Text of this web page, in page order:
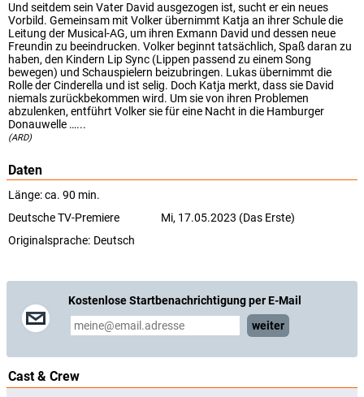
Und seitdem sein Vater David ausgezogen ist, sucht er ein neues
Vorbild. Gemeinsam mit Volker übernimmt Katja an ihrer Schule die
Leitung der Musical-AG, um ihren Exmann David und dessen neue
Freundin zu beeindrucken. Volker beginnt tatsächlich, Spaß daran zu
haben, den Kindern Lip Sync (Lippen passend zu einem Song
bewegen) und Schauspielern beizubringen. Lukas übernimmt die
Rolle der Cinderella und ist selig. Doch Katja merkt, dass sie David
niemals zurückbekommen wird. Um sie von ihren Problemen
abzulenken, entführt Volker sie für eine Nacht in die Hamburger
Donauwelle …...
(ARD)
Daten
Länge: ca. 90 min.
Deutsche TV-Premiere
Mi, 17.05.2023 (Das Erste)
Originalsprache: Deutsch
Kostenlose Startbenachrichtigung per E-Mail
weiter
Cast & Crew